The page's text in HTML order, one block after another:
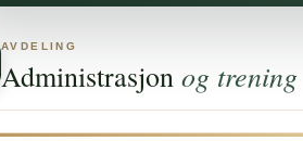
AVDELING
Administrasjon og trening